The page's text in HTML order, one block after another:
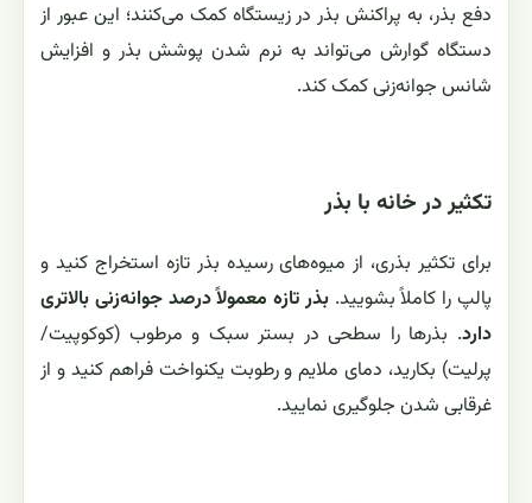
دفع بذر، به پراکنش بذر در زیستگاه کمک می‌کنند؛ این عبور از
دستگاه گوارش می‌تواند به نرم شدن پوشش بذر و افزایش
شانس جوانه‌زنی کمک کند.
تکثیر در خانه با بذر
برای تکثیر بذری، از میوه‌های رسیده بذر تازه استخراج کنید و
پالپ را کاملاً بشویید.بذر تازه معمولاً درصد جوانه‌زنی بالاتری
دارد. بذرها را سطحی در بستر سبک و مرطوب (کوکوپیت/
پرلیت) بکارید، دمای ملایم و رطوبت یکنواخت فراهم کنید و از
غرقابی شدن جلوگیری نمایید.